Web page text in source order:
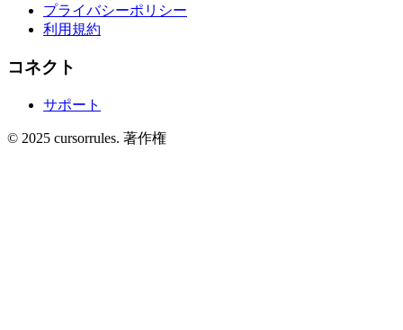
プライバシーポリシー
利用規約
コネクト
サポート
© 2025 cursorrules. 著作権